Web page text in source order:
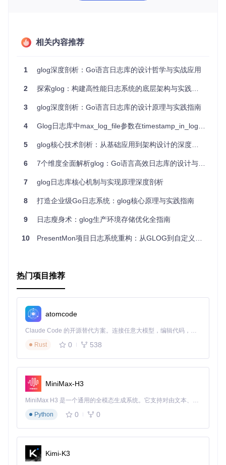
无论是在生产环境监控中收集应用行为数据，还是在研发过程
中进行调试，Glog都是理想的选择。它的高性能使得其特别适
4. 项目特点
高性能：与同类产品相比，Glog在写入速度上有显著优
高度定制：支持自定义序列化方式，允许用户根据业务需
安全可靠：采用加密技术保护日志数据，防止信息泄露；
性。
轻量化集成 ：简单的API接口，无论是Android还是iOS，
都可以轻松地整合到现有项目中。
强大工具 ：提供读取工具和脚本，简化日志管理。
案例展示
性能测试结果显示，Glog在各种测试机型上的表现均优于其他
作者团队
Glog出自货拉拉技术团队之手，他们专注于移动开发领域的技
术创新，致力于为开发者提供卓越的技术解决方案。
结语
如果你正在寻找一个能大幅提升日志管理效率的解决方案，那
么Glog无疑是一个值得尝试的优秀选择。立即加入Glog的社
区，与全球开发者一起探索日志管理的新可能！
GitHub仓库|原理介绍
让我们一起探索Glog，开启你的高效日志管理之旅！
相关内容推荐
1 glog深度剖析：Go语言日志库的设计哲学与实战应用
2 探索glog：构建高性能日志系统的底层架构与实践技巧
3 glog深度剖析：Go语言日志库的设计原理与实践指南
4 Glog日志库中max_log_file参数在timestamp_in_log_file=false时的行为分析
5 glog核心技术剖析：从基础应用到架构设计的深度指南
6 7个维度全面解析glog：Go语言高效日志库的设计与实践
7 glog日志库核心机制与实现原理深度剖析
8 打造企业级Go日志系统：glog核心原理与实践指南
9 日志瘦身术：glog生产环境存储优化全指南
10 PresentMon项目日志系统重构：从GLOG到自定义日志方案
热门项目推荐
atomcode
Claude Code 的开源替代方案。连接任意大模型，编辑代码，运行命令，自动验证 — 全自动执行。用 Rust 构建，极致性能。 ｜ An open-source alternative to Claude Code. Connect any LLM, edit code, run commands, and verify changes — autonomously. Built in Rust for speed. Get Started
Rust
0 538
MiniMax-H3
MiniMax H3 是一个通用的全模态生成系统。它支持对由文本、图像、视频和音频组成的多模态上下文进行统一理解，并能生成分辨率高达 2K、时长可达 15 秒的带原生立体声音频的视频。得益于面向任务泛化的系统设计，H3 在预训练阶段就已具备广泛的多模态上下文理解与生成能力，能够出色地执行复杂的多模态指令。
Python
0 0
Kimi-K3